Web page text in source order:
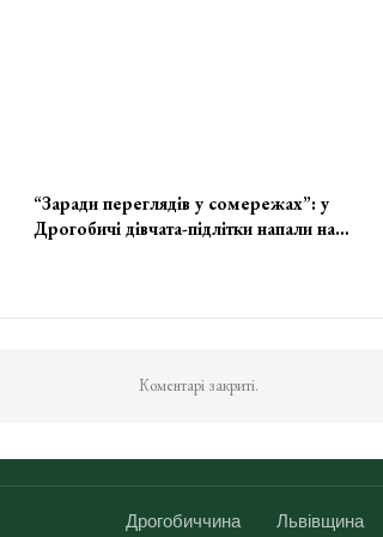
“Заради переглядів у сомережах”: у
Дрогобичі дівчата-підлітки напали на…
Коментарі закриті.
Дрогобиччина Львівщина